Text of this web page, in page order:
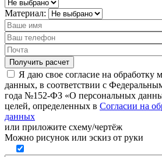
Материал:
Я даю свое согласие на обработку
данных, в соответствии с
года №152-ФЗ «О персональных
целей, определенных в Согласии на
данных
или приложите схему/чертёж
Можно рисунок или эскиз от руки